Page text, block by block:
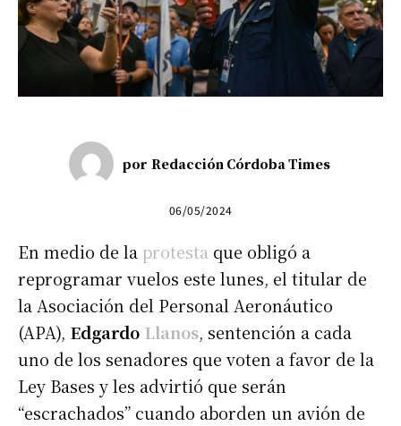
por Redacción Córdoba Times
06/05/2024
En medio de la protesta que obligó a
reprogramar vuelos este lunes, el titular de
la Asociación del Personal Aeronáutico
(APA), Edgardo Llanos, sentención a cada
uno de los senadores que voten a favor de la
Ley Bases y les advirtió que serán
“escrachados” cuando aborden un avión de